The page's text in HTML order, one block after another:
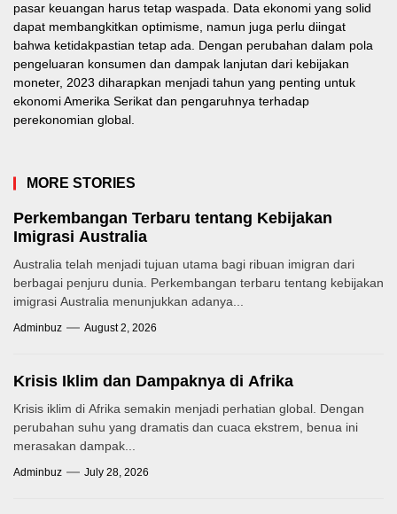
pasar keuangan harus tetap waspada. Data ekonomi yang solid
dapat membangkitkan optimisme, namun juga perlu diingat
bahwa ketidakpastian tetap ada. Dengan perubahan dalam pola
pengeluaran konsumen dan dampak lanjutan dari kebijakan
moneter, 2023 diharapkan menjadi tahun yang penting untuk
ekonomi Amerika Serikat dan pengaruhnya terhadap
perekonomian global.
MORE STORIES
Perkembangan Terbaru tentang Kebijakan
Imigrasi Australia
Australia telah menjadi tujuan utama bagi ribuan imigran dari
berbagai penjuru dunia. Perkembangan terbaru tentang kebijakan
imigrasi Australia menunjukkan adanya...
Adminbuz August 2, 2026
Krisis Iklim dan Dampaknya di Afrika
Krisis iklim di Afrika semakin menjadi perhatian global. Dengan
perubahan suhu yang dramatis dan cuaca ekstrem, benua ini
merasakan dampak...
Adminbuz July 28, 2026